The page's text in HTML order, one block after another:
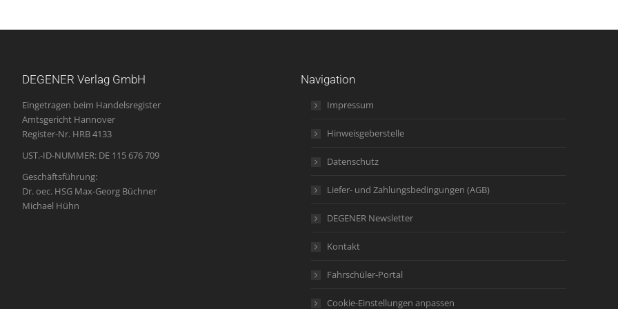
DEGENER Verlag GmbH
Eingetragen beim Handelsregister
Amtsgericht Hannover
Register-Nr. HRB 4133
UST.-ID-NUMMER: DE 115 676 709
Geschäftsführung:
Dr. oec. HSG Max-Georg Büchner
Michael Hühn
Navigation
Impressum
Hinweisgeberstelle
Datenschutz
Liefer- und Zahlungsbedingungen (AGB)
DEGENER Newsletter
Kontakt
Fahrschüler-Portal
Cookie-Einstellungen anpassen